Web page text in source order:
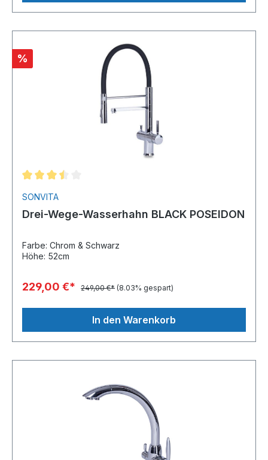
%
SONVITA
Drei-Wege-Wasserhahn BLACK POSEIDON
Farbe: Chrom & Schwarz
Höhe: 52cm
229,00 €* 249,00 €* (8.03% gespart)
In den Warenkorb